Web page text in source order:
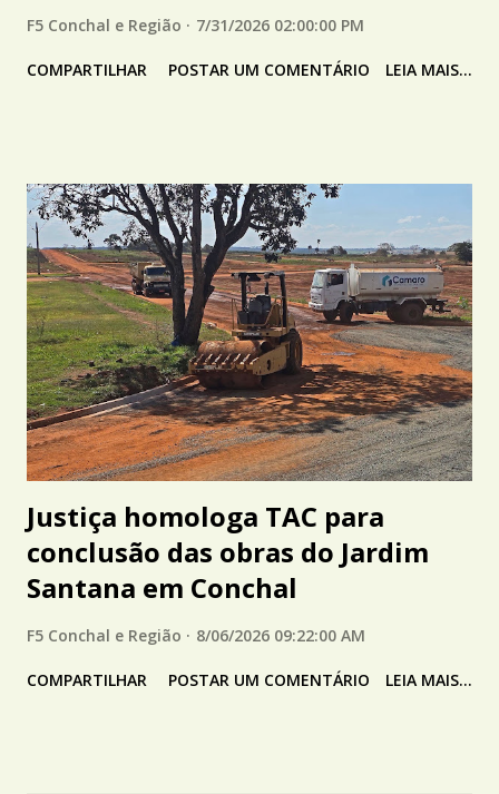
F5 Conchal e Região 7/31/2026 02:00:00 PM
COMPARTILHAR POSTAR UM COMENTÁRIO LEIA MAIS...
Justiça homologa TAC para
conclusão das obras do Jardim
Santana em Conchal
F5 Conchal e Região 8/06/2026 09:22:00 AM
COMPARTILHAR POSTAR UM COMENTÁRIO LEIA MAIS...